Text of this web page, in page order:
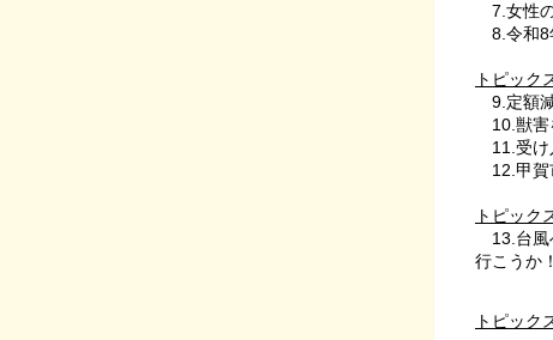
7.女性
8.令和8
トピック
9.定額
10.獣害
11.受け
12.甲賀
トピック
13.台風
行こうか
トピック